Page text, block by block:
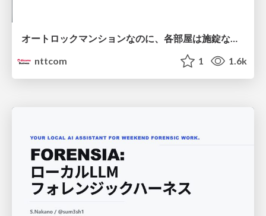
オートロックマンションなのに、各部屋は施錠なし！？ 攻撃者が組織内ネットワークで大暴れする理由 / The Front Door Is Locked, but the Rooms Are Wide Open: Why Attackers Move Freely Inside Enterprise Networks
nttcom
1 1.6k